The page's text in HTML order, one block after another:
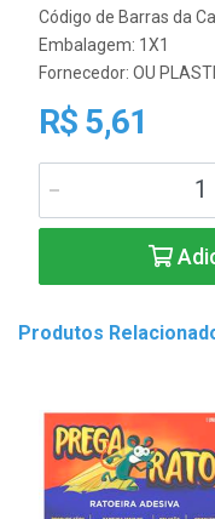
Código de Barras da
Embalagem: 1X1
Fornecedor: OU
R$ 5,61
Produtos